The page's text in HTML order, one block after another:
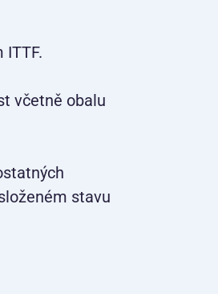
včetně obalu
stavu